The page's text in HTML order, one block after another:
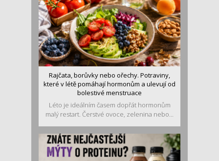
Rajčata, borůvky nebo ořechy. Potraviny,
které v létě pomáhají hormonům a ulevují od
bolestivé menstruace
Léto je ideálním časem dopřát hormonům
malý restart. Čerstvé ovoce, zelenina nebo...